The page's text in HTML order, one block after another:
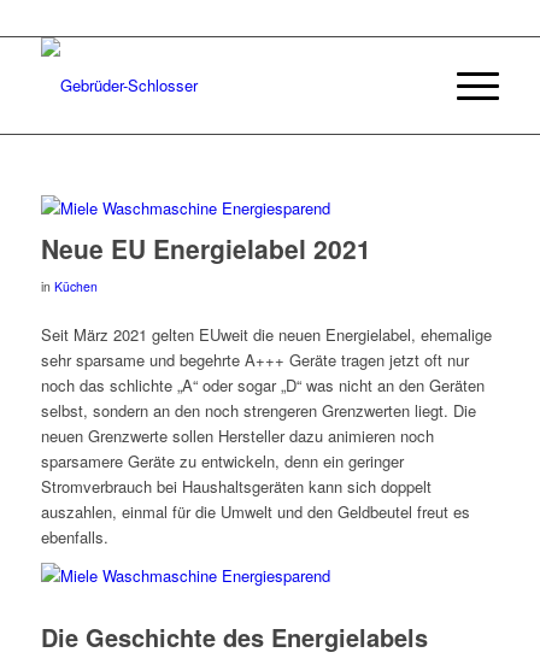
Neue EU Energielabel 2021
in Küchen
Seit März 2021 gelten EUweit die neuen Energielabel, ehemalige
sehr sparsame und begehrte A+++ Geräte tragen jetzt oft nur
noch das schlichte „A“ oder sogar „D“ was nicht an den Geräten
selbst, sondern an den noch strengeren Grenzwerten liegt. Die
neuen Grenzwerte sollen Hersteller dazu animieren noch
sparsamere Geräte zu entwickeln, denn ein geringer
Stromverbrauch bei Haushaltsgeräten kann sich doppelt
auszahlen, einmal für die Umwelt und den Geldbeutel freut es
ebenfalls.
Die Geschichte des Energielabels